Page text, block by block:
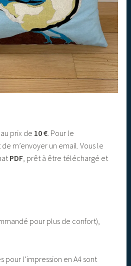
prix de 10 €. Pour le
m’envoyer un email. Vous le
PDF, prêt à être téléchargé et
pour plus de confort),
pour l’impression en A4 sont